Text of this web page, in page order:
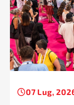
07 Lug,